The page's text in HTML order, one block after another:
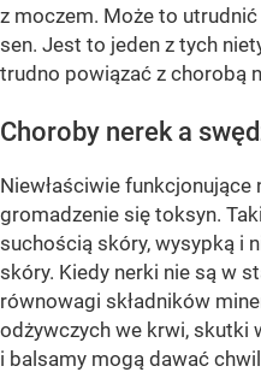
z moczem. Może to
sen. Jest to jeden z tych
trudno powiązać z chorobą
Choroby nerek a
Niewłaściwie
gromadzenie się toksyn.
suchością skóry, wysypką i
skóry. Kiedy nerki nie są w
równowagi składników
odżywczych we krwi, skutki
i balsamy mogą dawać